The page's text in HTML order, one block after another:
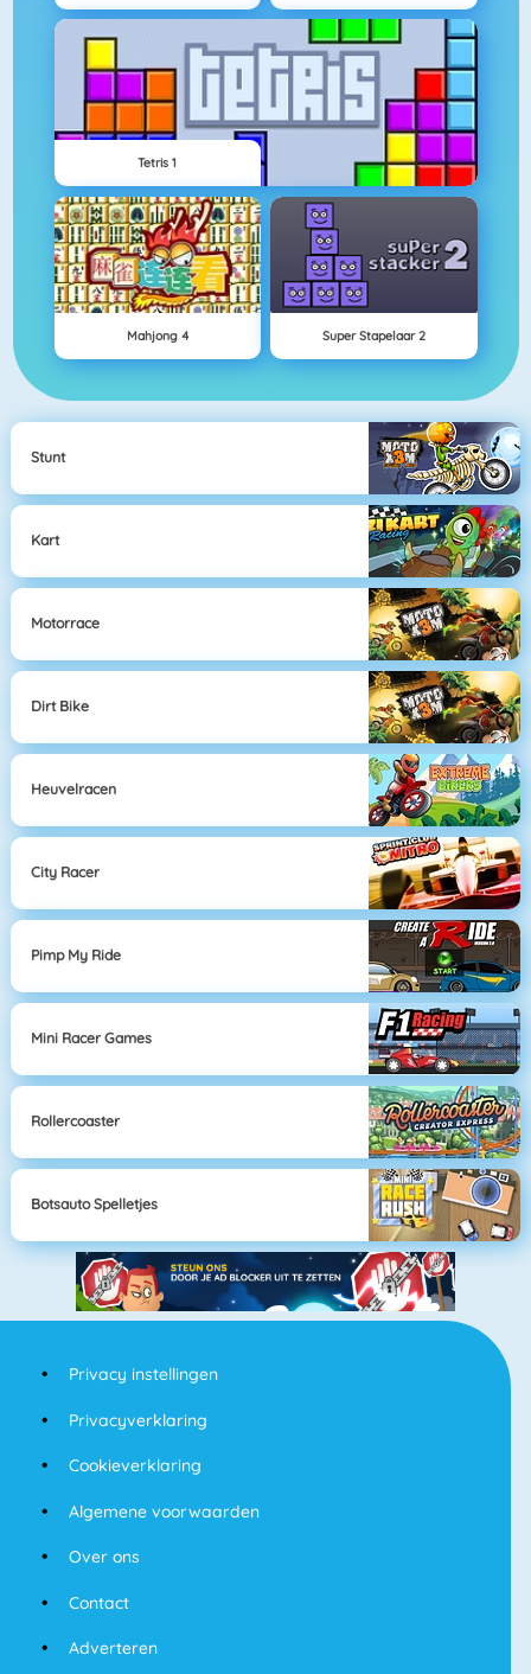
Tetris 1
Mahjong 4 Super Stapelaar 2
Stunt
Kart
Motorrace
Dirt Bike
Heuvelracen
City Racer
Pimp My Ride
Mini Racer Games
Rollercoaster
Botsauto Spelletjes
Privacy instellingen
Privacyverklaring
Cookieverklaring
Algemene voorwaarden
Over ons
Contact
Adverteren